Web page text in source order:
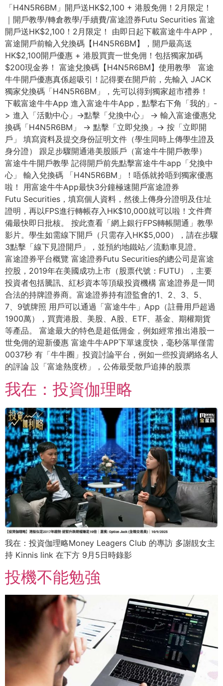
「H4N5R6BM」開戶送HK$2,100 + 港股免佣！2月限定！
｜開戶教學/轉倉教學/手續費/富途證券Futu Securities 富途
開戶送HK$2,100！2月限定！ 由即日起下載富途牛牛APP，
富途開戶前輸入兌換碼【H4N5R6BM】，開戶最高送
HK$2,100開戶優惠 + 港股買賣一世免佣！包括獨家加碼
$200現金券！ 富途兌換碼【H4N5R6BM】使用教學 富途
牛牛開戶優惠真係超吸引！記得要在開戶前，先輸入 JACK
獨家兌換碼「H4N5R6BM」，先可以得到獨家超市禮券！
下載富途牛牛App 進入富途牛牛App，點擊右下角「我的」-
> 進入「活動中心」->點擊「兌換中心」 -> 輸入富途優惠兌
換碼「H4N5R6BM」 -> 點擊「立即兌換」-> 按「立即開
戶」 填寫資料及提交身份証明文件（學生同時上傳學生證及
身分證） 跟足步驟開通港美股賬戶（富途牛牛開戶教學）
富途牛牛開戶教學 記得開戶前先點擊富途牛牛app「兌換中
心」 輸入兌換碼 「H4N5R6BM」！唔係就拎唔到獨家優惠
啦！ 用富途牛牛App最快3分鐘極速開戶富途證券
Futu Securities，填寫個人資料，然後上傳身分證明及住址
證明，再以FPS進行轉帳存入HK$10,000就可以啦！文件齊
備最快即日批核。 按此查看「網上銀行FPS轉帳開通」教學
影片。學生如需線下開戶（只需存入HK$5,000），請在步驟
3點擊「線下見證開戶」，並預約地鐵站／流動車見證。
富途證券平台概覽 富途證券Futu Securities的總公司是富途
控股，2019年在美國成功上市（股票代號：FUTU），主要
投資者包括騰訊、紅杉資本等頂級投資機構 富途證券是一間
合法的持牌證券商。富途證券持有證監會的1、2、3、5、
7、9號牌照 用戶可以通過「富途牛牛」App（註冊用戶超過
1900萬），買賣港股、美股、A股、ETF、基金、期權期貨
等產品。 富途最大的特色是超低佣金，例如經常推出港股一
世免佣的迎新優惠 富途牛牛APP下單速度快，毫秒落單僅需
0037秒 有「牛牛圈」投資討論平台，例如一些投資網絡名人
的評論 設「富途熱度榜」，公佈最受散戶追捧的股票
我在：投資伽理略
我在：投資伽理略Money Leagers Club 的專訪 多謝靚女主
持 Kinnis link 在下方 9月5日時錄影
投機不能勉強